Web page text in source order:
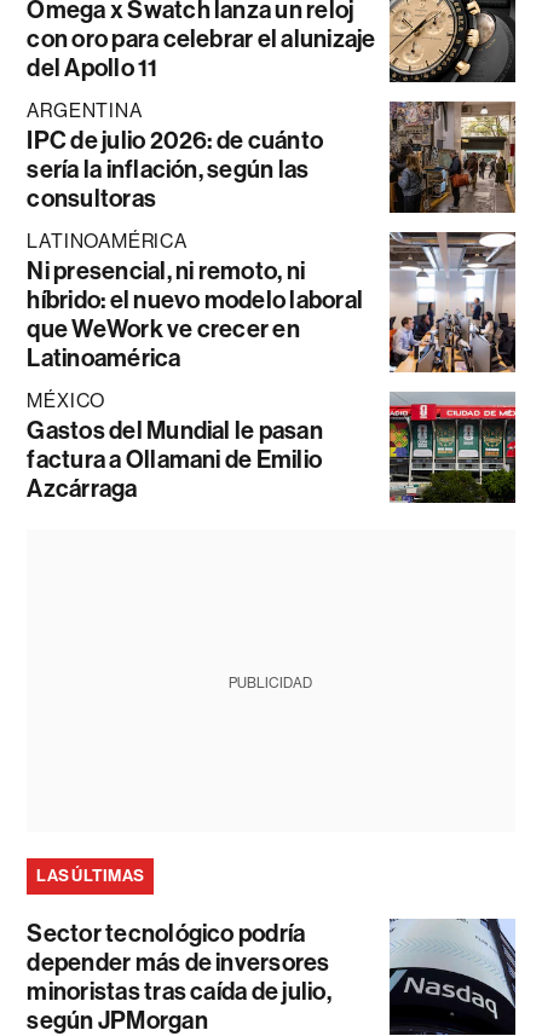
Omega x Swatch lanza un reloj
con oro para celebrar el alunizaje
del Apollo 11
ARGENTINA
IPC de julio 2026: de cuánto
sería la inflación, según las
consultoras
LATINOAMÉRICA
Ni presencial, ni remoto, ni
híbrido: el nuevo modelo laboral
que WeWork ve crecer en
Latinoamérica
MÉXICO
Gastos del Mundial le pasan
factura a Ollamani de Emilio
Azcárraga
PUBLICIDAD
LAS ÚLTIMAS
Sector tecnológico podría
depender más de inversores
minoristas tras caída de julio,
según JPMorgan